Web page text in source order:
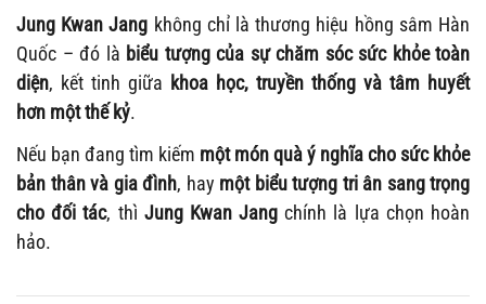
Jung Kwan Jang không chỉ là thương hiệu hồng sâm Hàn
Quốc – đó là biểu tượng của sự chăm sóc sức khỏe toàn
diện, kết tinh giữa khoa học, truyền thống và tâm huyết
hơn một thế kỷ.
Nếu bạn đang tìm kiếm một món quà ý nghĩa cho sức khỏe
bản thân và gia đình, hay một biểu tượng tri ân sang trọng
cho đối tác, thì Jung Kwan Jang chính là lựa chọn hoàn
hảo.